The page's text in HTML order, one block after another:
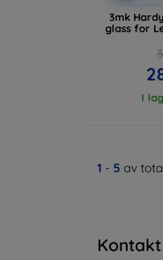
3mk
glass for
I
1 - 5 av
Kontakt